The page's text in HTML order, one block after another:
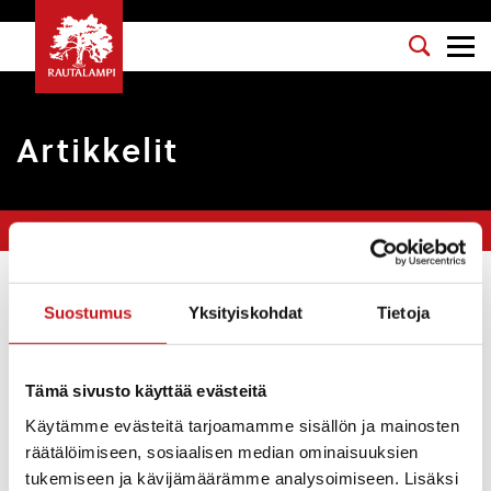
Suostumus Yksityiskohdat Tietoja
Tämä sivusto käyttää evästeitä
Käytämme evästeitä tarjoamamme sisällön ja mainosten
räätälöimiseen, sosiaalisen median ominaisuuksien
tukemiseen ja kävijämäärämme analysoimiseen. Lisäksi
Artikkelit
Suodata
Evankelisluterilainen ja ortodoksinen kirkko
avoinna tänään hiljentymistä varten
31.3.2025 Uutiset